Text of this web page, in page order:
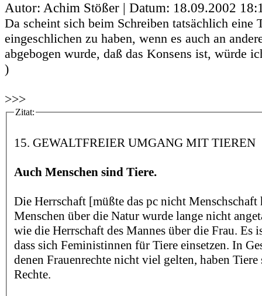
Autor: Achim Stößer | Datum: 18.09.2002
Da scheint sich beim Schreiben tatsächlich eine
eingeschlichen zu haben, wenn es auch an
abgebogen wurde, daß das Konsens ist, würde
)
>>>
Zitat:
15. GEWALTFREIER UMGANG MIT TIEREN
Auch Menschen sind Tiere.
Die Herrschaft [müßte das pc nicht Menschschaft
Menschen über die Natur wurde lange nicht
wie die Herrschaft des Mannes über die Frau. Es
dass sich Feministinnen für Tiere einsetzen. In
denen Frauenrechte nicht viel gelten, haben
Rechte.